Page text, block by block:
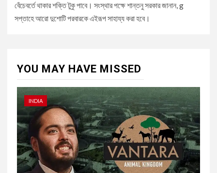
বেঁচেবর্তে থাকার শক্তি টুকু পাবে। সংস্থার পক্ষে শান্তনু সরকার জানান, g
সপ্তাহে আরো দুশোটি পরবারকে এইরূপ সাহায্য করা হবে।
YOU MAY HAVE MISSED
INDIA